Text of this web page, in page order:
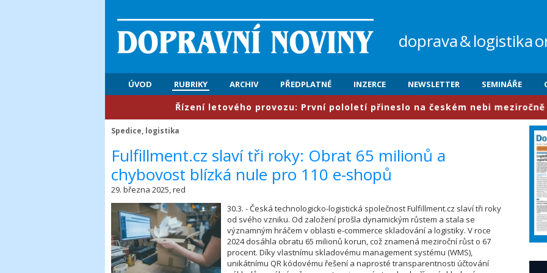
doprava&logistika
ÚVOD RUBRIKY ARCHIV PŘEDPLATNÉ INZERCE NEWSLETTER SEMINÁŘE
​Řízení letového provozu: První pololetí přineslo na českém nebi meziročně nárůst
Spedice, logistika
​Fulfillment.cz slaví tři roky: Obrat 65 milionů a
chybovost blízká nule pro 110 e-shopů
29. března 2025, red
30.3. - Česká technologicko-logistická společnost Fulfillment.cz slaví tři roky
od svého vzniku. Od založení prošla dynamickým růstem a stala se
významným hráčem v oblasti e-commerce skladování a logistiky. V roce
2024 dosáhla obratu 65 milionů korun, což znamená meziroční růst o 67
procent. Díky vlastnímu skladovému management systému (WMS),
unikátnímu QR kódovému řešení a naprosté transparentnosti účtování